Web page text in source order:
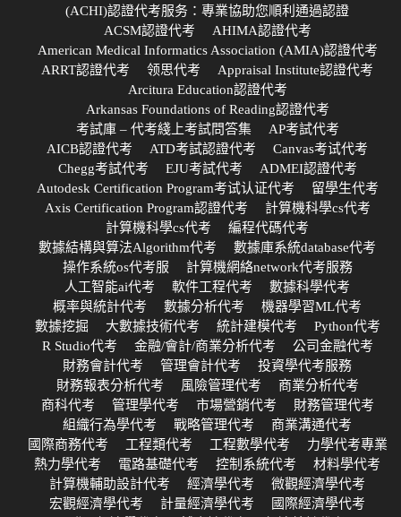
(ACHI)認證代考服务：專業協助您順利通過認證
ACSM認證代考
AHIMA認證代考
American Medical Informatics Association (AMIA)認證代考
ARRT認證代考
领思代考
Appraisal Institute認證代考
Arcitura Education認證代考
Arkansas Foundations of Reading認證代考
考試庫 – 代考綫上考試問答集
AP考試代考
AICB認證代考
ATD考試認證代考
Canvas考试代考
Chegg考試代考
EJU考試代考
ADMEI認證代考
Autodesk Certification Program考试认证代考
留學生代考
Axis Certification Program認證代考
計算機科學cs代考
計算機科學cs代考
編程代碼代考
數據結構與算法Algorithm代考
數據庫系統database代考
操作系統os代考服
計算機網絡network代考服務
人工智能ai代考
軟件工程代考
數據科學代考
概率與統計代考
數據分析代考
機器學習ML代考
數據挖掘
大數據技術代考 統計建模代考
Python代考
R Studio代考
金融/會計/商業分析代考
公司金融代考
財務會計代考
管理會計代考
投資學代考服務
財務報表分析代考
風險管理代考
商業分析代考
商科代考
管理學代考 市場營銷代考
財務管理代考
組織行為學代考
戰略管理代考
商業溝通代考
國際商務代考
工程類代考 工程數學代考
力學代考專業
熱力學代考
電路基礎代考 控制系統代考
材料學代考
計算機輔助設計代考
經濟學代考
微觀經濟學代考
宏觀經濟學代考
計量經濟學代考
國際經濟學代考